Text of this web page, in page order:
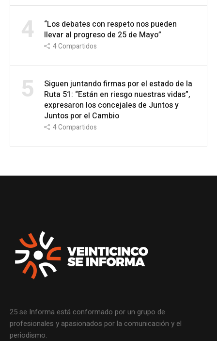
4
“Los debates con respeto nos pueden
llevar al progreso de 25 de Mayo”
4Compartidos
5
Siguen juntando firmas por el estado de la
Ruta 51: “Están en riesgo nuestras vidas”,
expresaron los concejales de Juntos y
Juntos por el Cambio
4Compartidos
25 se Informa está conformado por un grupo de
profesionales y apasionados por la comunicación y el
periodismo.